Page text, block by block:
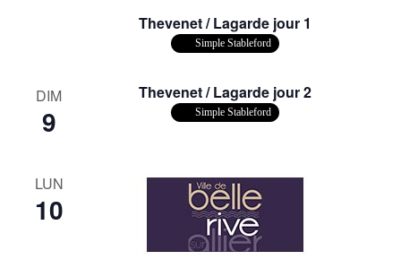
Thevenet / Lagarde jour 1
Simple Stableford
DIM
9
Thevenet / Lagarde jour 2
Simple Stableford
LUN
10